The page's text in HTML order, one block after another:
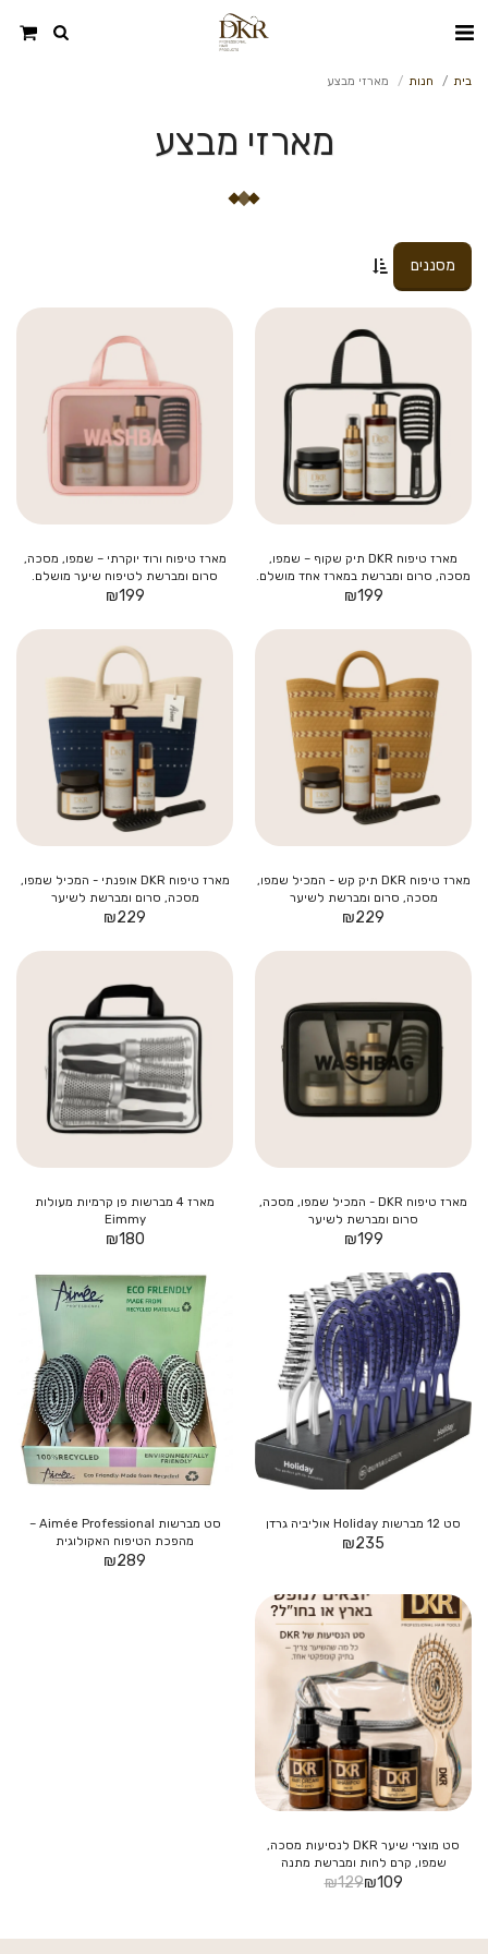
בית חנות מארזי מבצע
מארזי מבצע
מסננים
מארז טיפוח DKR תיק שקוף – שמפו,
מסכה, סרום ומברשת במארז אחד מושלם.
₪199
מארז טיפוח ורוד יוקרתי – שמפו, מסכה,
סרום ומברשת לטיפוח שיער מושלם.
₪199
מארז טיפוח DKR תיק קש - המכיל שמפו,
מסכה, סרום ומברשת לשיער
₪229
מארז טיפוח DKR אופנתי - המכיל שמפו,
מסכה, סרום ומברשת לשיער
₪229
מארז טיפוח DKR - המכיל שמפו, מסכה,
סרום ומברשת לשיער
₪199
מארז 4 מברשות פן קרמיות מעולות
Eimmy
₪180
סט 12 מברשות Holiday אוליביה גרדן
₪235
סט מברשות Aimée Professional –
מהפכת הטיפוח האקולוגית
₪289
סט מוצרי שיער DKR לנסיעות מסכה,
שמפו, קרם לחות ומברשת מתנה
₪129₪109